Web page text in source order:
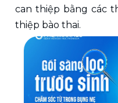
can thiệp bằng các
thiệp bào thai.